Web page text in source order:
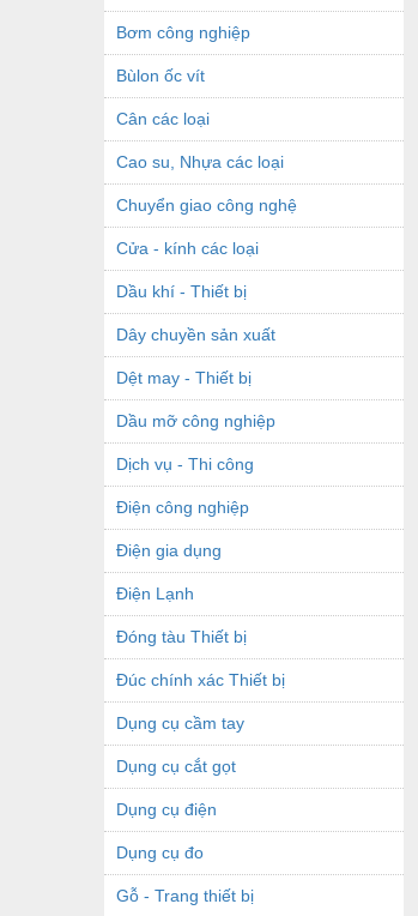
Bơm công nghiệp
Bùlon ốc vít
Cân các loại
Cao su, Nhựa các loại
Chuyển giao công nghệ
Cửa - kính các loại
Dầu khí - Thiết bị
Dây chuyền sản xuất
Dệt may - Thiết bị
Dầu mỡ công nghiệp
Dịch vụ - Thi công
Điện công nghiệp
Điện gia dụng
Điện Lạnh
Đóng tàu Thiết bị
Đúc chính xác Thiết bị
Dụng cụ cầm tay
Dụng cụ cắt gọt
Dụng cụ điện
Dụng cụ đo
Gỗ - Trang thiết bị